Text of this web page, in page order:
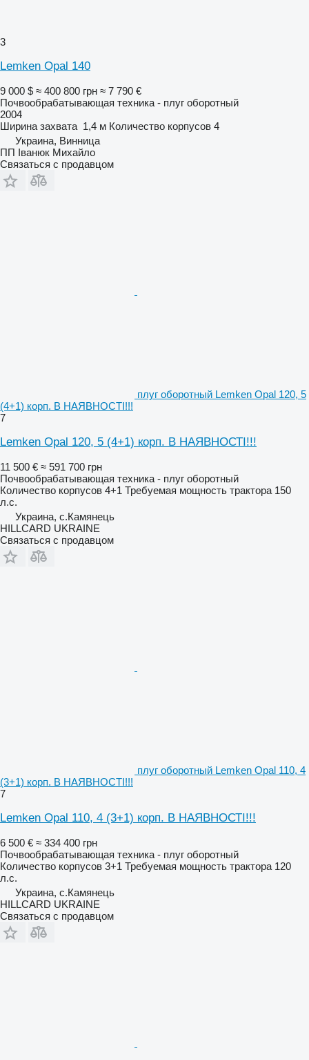
3
Lemken Opal 140
9 000 $ ≈ 400 800 грн ≈ 7 790 €
Почвообрабатывающая техника - плуг оборотный
2004
Ширина захвата 1,4 м Количество корпусов 4
Украина, Винница
ПП Іванюк Михайло
Связаться с продавцом
плуг оборотный Lemken Opal 120, 5
(4+1) корп. В НАЯВНОСТІ!!!
7
Lemken Opal 120, 5 (4+1) корп. В НАЯВНОСТІ!!!
11 500 € ≈ 591 700 грн
Почвообрабатывающая техника - плуг оборотный
Количество корпусов 4+1 Требуемая мощность трактора 150
л.с.
Украина, с.Камянець
HILLCARD UKRAINE
Связаться с продавцом
плуг оборотный Lemken Opal 110, 4
(3+1) корп. В НАЯВНОСТІ!!!
7
Lemken Opal 110, 4 (3+1) корп. В НАЯВНОСТІ!!!
6 500 € ≈ 334 400 грн
Почвообрабатывающая техника - плуг оборотный
Количество корпусов 3+1 Требуемая мощность трактора 120
л.с.
Украина, с.Камянець
HILLCARD UKRAINE
Связаться с продавцом